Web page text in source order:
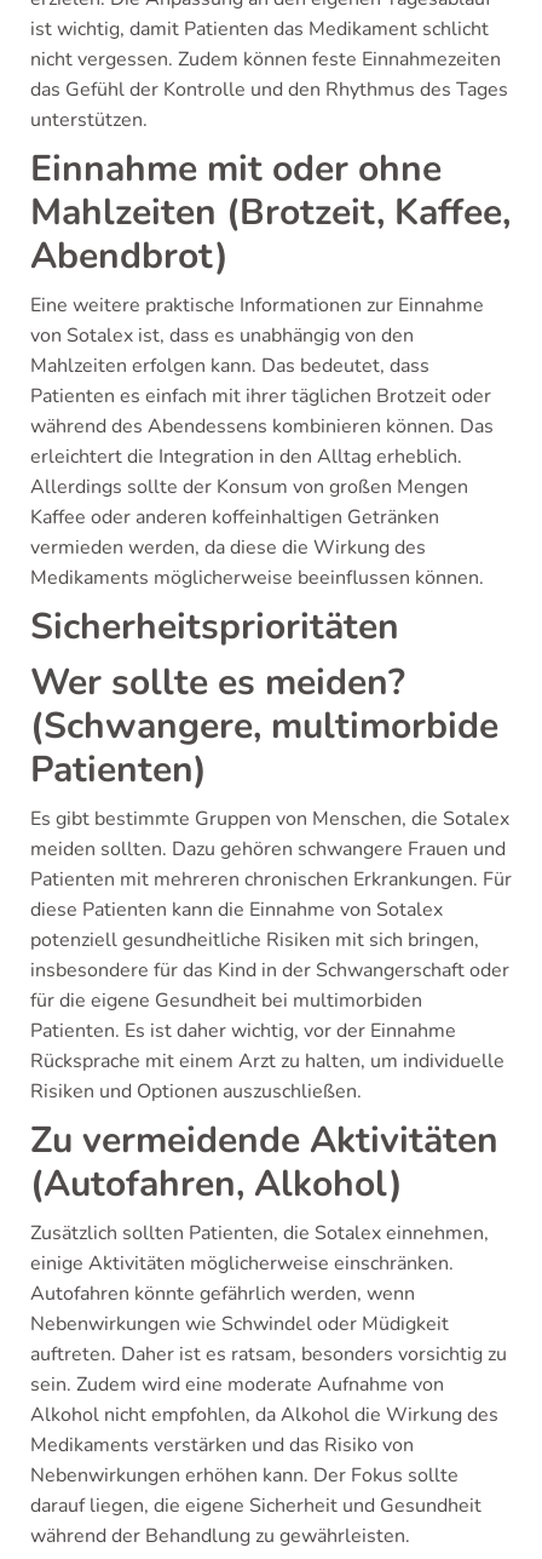
ist wichtig, damit Patienten das Medikament schlicht
nicht vergessen. Zudem können feste Einnahmezeiten
das Gefühl der Kontrolle und den Rhythmus des Tages
unterstützen.
Einnahme mit oder ohne
Mahlzeiten (Brotzeit, Kaffee,
Abendbrot)
Eine weitere praktische Informationen zur Einnahme
von Sotalex ist, dass es unabhängig von den
Mahlzeiten erfolgen kann. Das bedeutet, dass
Patienten es einfach mit ihrer täglichen Brotzeit oder
während des Abendessens kombinieren können. Das
erleichtert die Integration in den Alltag erheblich.
Allerdings sollte der Konsum von großen Mengen
Kaffee oder anderen koffeinhaltigen Getränken
vermieden werden, da diese die Wirkung des
Medikaments möglicherweise beeinflussen können.
Sicherheitsprioritäten
Wer sollte es meiden?
(Schwangere, multimorbide
Patienten)
Es gibt bestimmte Gruppen von Menschen, die Sotalex
meiden sollten. Dazu gehören schwangere Frauen und
Patienten mit mehreren chronischen Erkrankungen. Für
diese Patienten kann die Einnahme von Sotalex
potenziell gesundheitliche Risiken mit sich bringen,
insbesondere für das Kind in der Schwangerschaft oder
für die eigene Gesundheit bei multimorbiden
Patienten. Es ist daher wichtig, vor der Einnahme
Rücksprache mit einem Arzt zu halten, um individuelle
Risiken und Optionen auszuschließen.
Zu vermeidende Aktivitäten
(Autofahren, Alkohol)
Zusätzlich sollten Patienten, die Sotalex einnehmen,
einige Aktivitäten möglicherweise einschränken.
Autofahren könnte gefährlich werden, wenn
Nebenwirkungen wie Schwindel oder Müdigkeit
auftreten. Daher ist es ratsam, besonders vorsichtig zu
sein. Zudem wird eine moderate Aufnahme von
Alkohol nicht empfohlen, da Alkohol die Wirkung des
Medikaments verstärken und das Risiko von
Nebenwirkungen erhöhen kann. Der Fokus sollte
darauf liegen, die eigene Sicherheit und Gesundheit
während der Behandlung zu gewährleisten.